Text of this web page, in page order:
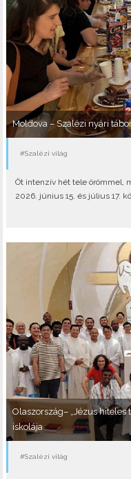
Moldova – Szalézi nyári
#Szalézi világ
Öt intenzív hét tele örömmel,
2026. június 15. és július 17.
Olaszország– „Jézus
iskolája
#Szalézi világ